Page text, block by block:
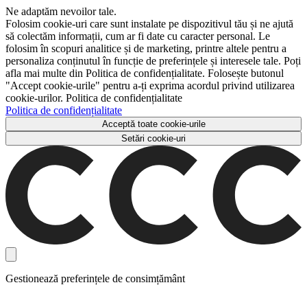
Ne adaptăm nevoilor tale.
Folosim cookie-uri care sunt instalate pe dispozitivul tău și ne ajută
să colectăm informații, cum ar fi date cu caracter personal. Le
folosim în scopuri analitice și de marketing, printre altele pentru a
personaliza conținutul în funcție de preferințele și interesele tale. Poți
afla mai multe din Politica de confidențialitate. Folosește butonul
"Accept cookie-urile" pentru a-ți exprima acordul privind utilizarea
cookie-urilor. Politica de confidențialitate
Politica de confidențialitate
Acceptă toate cookie-urile
Setări cookie-uri
Gestionează preferințele de consimțământ